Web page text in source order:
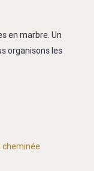
en marbre. Un
organisons les
cheminée